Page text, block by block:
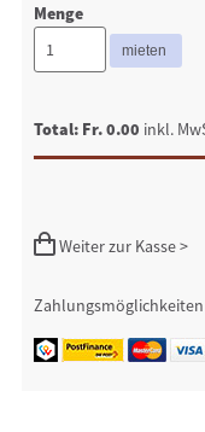
Menge
Total: Fr. 0.00 inkl.
Weiter zur Kasse >
Zahlungsmöglichkeiten